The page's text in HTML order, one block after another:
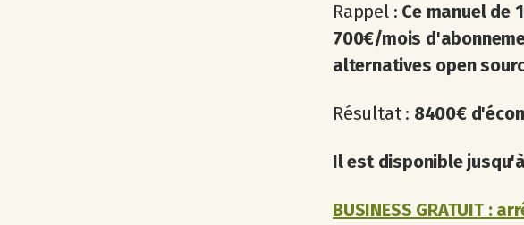
Rappel : Ce manuel de
700€/mois
alternatives open
Résultat : 8400€
Il est disponible
BUSINESS GRATUIT :